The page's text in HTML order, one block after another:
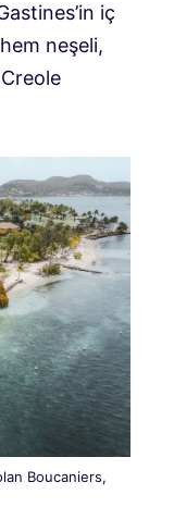
iç
neşeli,
Boucaniers,